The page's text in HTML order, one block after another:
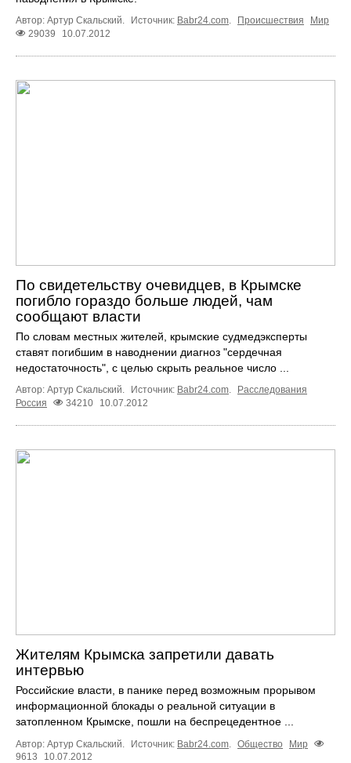
Автор: Артур Скальский. Источник: Babr24.com. Происшествия
Мир
29039
10.07.2012
По свидетельству очевидцев, в Крымске
погибло гораздо больше людей, чам
сообщают власти
По словам местных жителей, крымские судмедэксперты
ставят погибшим в наводнении диагноз "сердечная
недостаточность", с целью скрыть реальное число ...
Автор: Артур Скальский. Источник: Babr24.com
Расследования
Россия
34210 10.07.2012
Жителям Крымска запретили давать
интервью
Российские власти, в панике перед возможным прорывом
информационной блокады о реальной ситуации в
затопленном Крымске, пошли на беспрецедентное ...
Автор: Артур Скальский. Источник: Babr24.com Общество
Мир
9613
10.07.2012